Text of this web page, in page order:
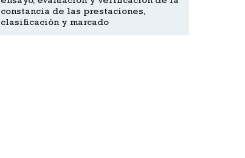
constancia de las prestaciones,
clasificación y marcado